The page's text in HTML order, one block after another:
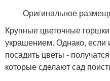
Оригинальное
Крупные цветочные
украшением. Однако, если
посадить цветы -
которые сделают сад